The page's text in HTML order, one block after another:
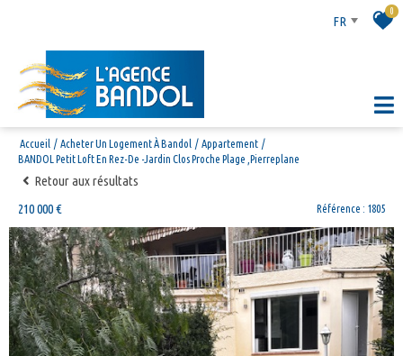
FR
0
Accueil Acheter Un Logement À Bandol
Appartement
BANDOL Petit Loft En Rez-De -Jardin Clos Proche Plage ,Pierreplane
Retour aux résultats
210 000 €
Référence : 1805